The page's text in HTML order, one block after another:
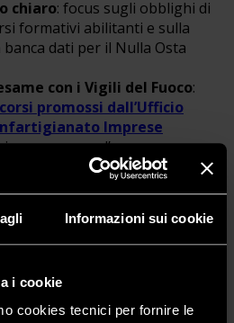
Informazioni sui cookie
i cookie
cookies tecnici per fornire le
chiaro: focus sugli obblighi di
formativi abilitanti e sulla
dati per il Nulla Osta
con i Vigili del Fuoco:
corsi promossi dall’Ufficio
Imprese
per superare l’esame
a esercitare la
manutentori di presidi